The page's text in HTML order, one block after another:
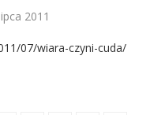
2011
07/wiara-czyni-cuda/